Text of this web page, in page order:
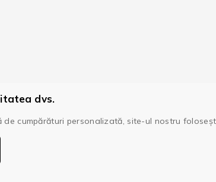
dvs.
de cumpărături personalizată, site-ul nostru